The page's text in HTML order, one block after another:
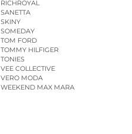
RICHROYAL
SANETTA
SKINY
SOMEDAY
TOM FORD
TOMMY HILFIGER
TONIES
VEE COLLECTIVE
VERO MODA
WEEKEND MAX MARA